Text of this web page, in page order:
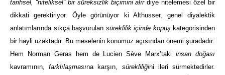
tarihsel, “niteliksel” bir süreksizlik biçimini alırdiye nitelemesi özel bir
dikkati gerektiriyor. Öyle görünüyor ki Althusser, genel diyalektik
anlatımlarında sıkça başvurulan süreklilik içinde kopuş kategorisinden
bir hayli uzaktadır. Bu meselenin konumuz açısından önemi şuradadır:
Hem Norman Geras hem de Lucien Sève
Marx’taki insan doğası
kavramının,farklılaşmasına karşın, sürekliliğini ileri sürmektedirler.